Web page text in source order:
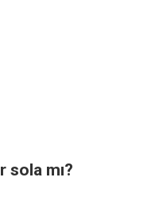
sola mı?